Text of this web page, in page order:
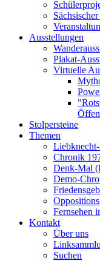
Ausstellungen
Plakat-
Virtuelle
Stolpersteine
Themen
Chronik
Denk-Mal
Demo-
Fernsehen
Kontakt
Über uns
Suchen